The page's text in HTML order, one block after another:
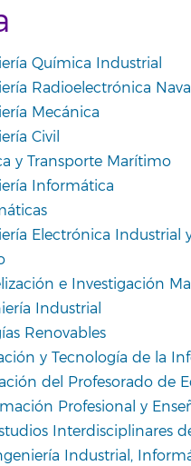
Química Industrial
Radioelectrónica
Mecánica
Civil
y Transporte Marítimo
Informática
Electrónica Industrial
e Investigación
Industrial
Renovables
y Tecnología de la
del Profesorado de
Profesional y
Interdisciplinares
Industrial,